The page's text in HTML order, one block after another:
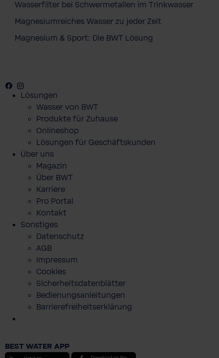
7,04 €
Wasserfilter bei Schwermetallen im Trinkwasser
Magnesiumreiches Wasser zu jeder Zeit
Magnesium & Sport: Die BWT Lösung
Facebook
Youtube
Lösungen
Wasser von BWT
Produkte für Zuhause
Onlineshop
Lösungen für Geschäftskunden
Über uns
Magazin
Über BWT
Karriere
Pro Portal
Kontakt
Sonstiges
Datenschutz
AGB
Impressum
Cookies
Sicherheitsdatenblätter
Bedienungsanleitungen
Barrierefreiheitserklärung
BEST WATER APP